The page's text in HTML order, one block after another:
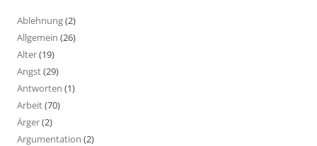
Ablehnung(2)
Allgemein (26)
Alter(19)
Angst(29)
Antworten (1)
Arbeit(70)
Ärger(2)
Argumentation (2)